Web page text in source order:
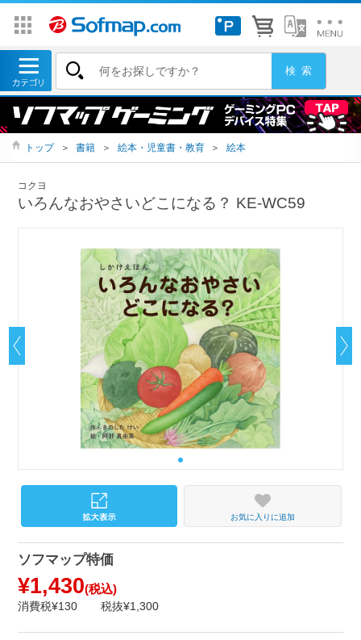
トップ ＞ 書籍 ＞ 絵本・児童書・教育 ＞ 絵本
コクヨ
いろんなおやさいどこになる？ KE-WC59
お気に入りに追加
ソフマップ特価
¥1,430(税込)
消費税¥130 税抜¥1,300